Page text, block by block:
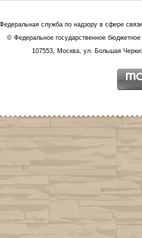
служба по надзору в сфере
© Федеральное государственное
107553, Москва, ул. Большая